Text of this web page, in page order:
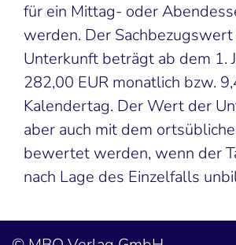
für ein Mittag- oder
werden. Der
Unterkunft beträgt ab dem 1.
282,00 EUR monatlich bzw.
Kalendertag. Der Wert der
aber auch mit dem
bewertet werden, wenn der
nach Lage des Einzelfalls